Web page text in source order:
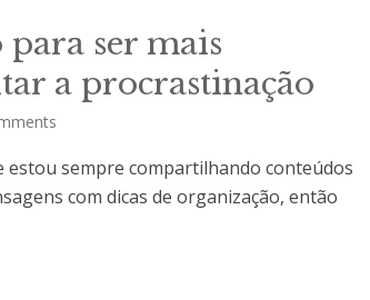
para ser mais
a procrastinação
estou sempre compartilhando conteúdos
com dicas de organização, então